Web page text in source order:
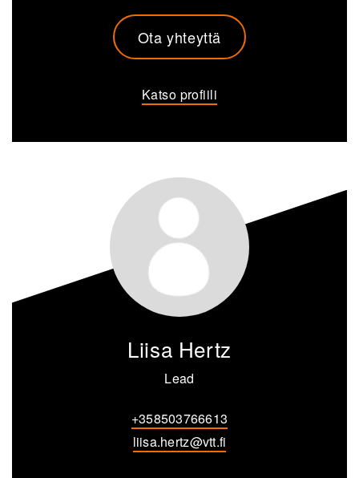
Ota yhteyttä
Katso profiili
Liisa Hertz
Lead
+358503766613
liisa.hertz@vtt.fi